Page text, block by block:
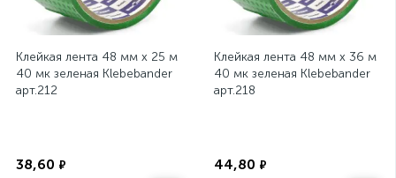
Клейкая лента 48 мм х 25 м
40 мк зеленая Klebebander
арт.212
38,60 ₽
Клейкая лента 48 мм х 36 м
40 мк зеленая Klebebander
арт.218
44,80 ₽